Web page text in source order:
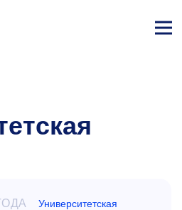
Университетская